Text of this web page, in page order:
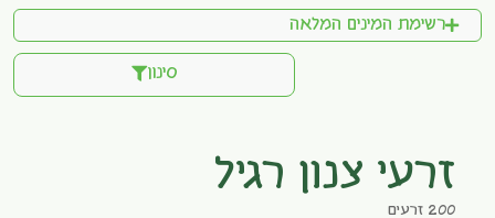
רשימת המינים המלאה
סינון
זרעי צנון רגיל
200 זרעים